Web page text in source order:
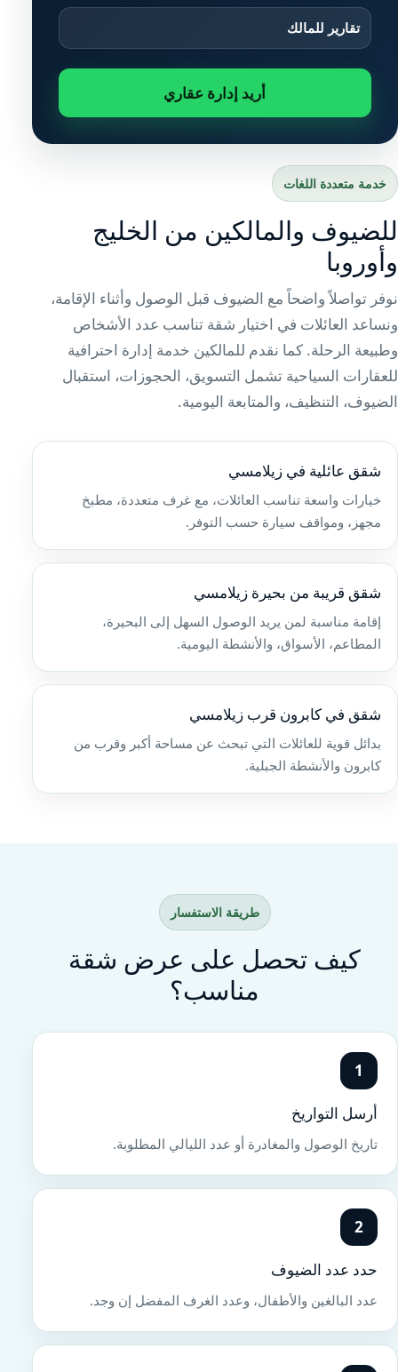
تقارير للمالك
أريد إدارة عقاري
خدمة متعددة اللغات
للضيوف والمالكين من الخليج
وأوروبا
نوفر تواصلاً واضحاً مع الضيوف قبل الوصول وأثناء الإقامة،
ونساعد العائلات في اختيار شقة تناسب عدد الأشخاص
وطبيعة الرحلة. كما نقدم للمالكين خدمة إدارة احترافية
للعقارات السياحية تشمل التسويق، الحجوزات، استقبال
الضيوف، التنظيف، والمتابعة اليومية.
شقق عائلية في زيلامسي
خيارات واسعة تناسب العائلات، مع غرف متعددة، مطبخ
مجهز، ومواقف سيارة حسب التوفر.
شقق قريبة من بحيرة زيلامسي
إقامة مناسبة لمن يريد الوصول السهل إلى البحيرة،
المطاعم، الأسواق، والأنشطة اليومية.
شقق في كابرون قرب زيلامسي
بدائل قوية للعائلات التي تبحث عن مساحة أكبر وقرب من
كابرون والأنشطة الجبلية.
طريقة الاستفسار
كيف تحصل على عرض شقة
مناسب؟
1
أرسل التواريخ
تاريخ الوصول والمغادرة أو عدد الليالي المطلوبة.
2
حدد عدد الضيوف
عدد البالغين والأطفال، وعدد الغرف المفضل إن وجد.